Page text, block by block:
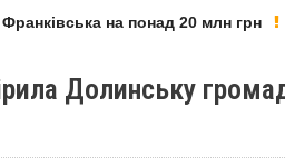
на понад 20 млн грн
Долинську